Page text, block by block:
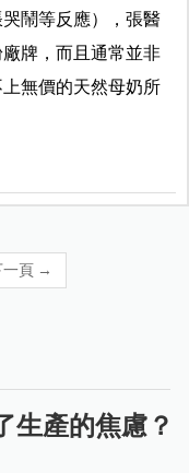
鬧等反應），張醫
牌，而且通常並非
無價的天然母奶所
一頁 →
生產的焦慮？